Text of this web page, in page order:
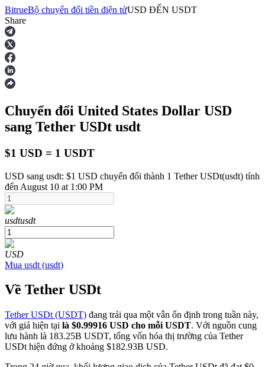
Hợp đồng tương lai
USDT Futures
COIN-M Futures
Futures sử dụng token làm tài sản thế chấp
BitrueBộ chuyển đổi tiền điện tửUSD ĐẾN USDT
Share
Chuyển đổi United States Dollar USD
sang Tether USDt usdt
$1 USD = 1 USDT
USD sang usdt: $1 USD chuyển đổi thành 1 Tether USDt(usdt) tính
đến August 10 at 1:00 PM
usdtusdt
USD
Mua usdt (usdt)
Về Tether USDt
Tether USDt (USDT) đang trải qua một vẫn ổn định trong tuần này,
với giá hiện tại là $0.99916 USD cho mỗi USDT. Với nguồn cung
lưu hành là 183.25B USDT, tổng vốn hóa thị trường của Tether
USDt hiện đứng ở khoảng $182.93B USD.